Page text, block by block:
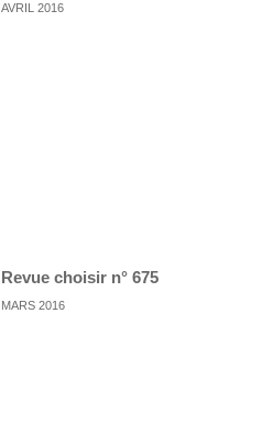
AVRIL 2016
Revue choisir n° 675
MARS 2016